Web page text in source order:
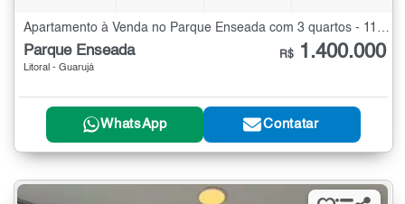
Apartamento à Venda no Parque Enseada com 3 quartos - 114 m²
Parque Enseada
Litoral - Guarujá
R$ 1.400.000
WhatsApp Contatar